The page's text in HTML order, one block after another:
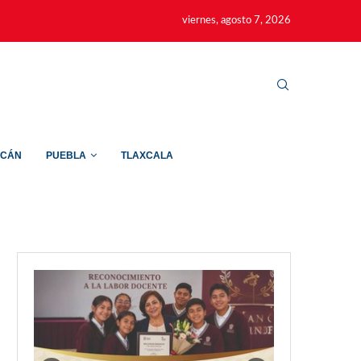
viernes, agosto 7, 2026
PUEBLA TLAXCALA